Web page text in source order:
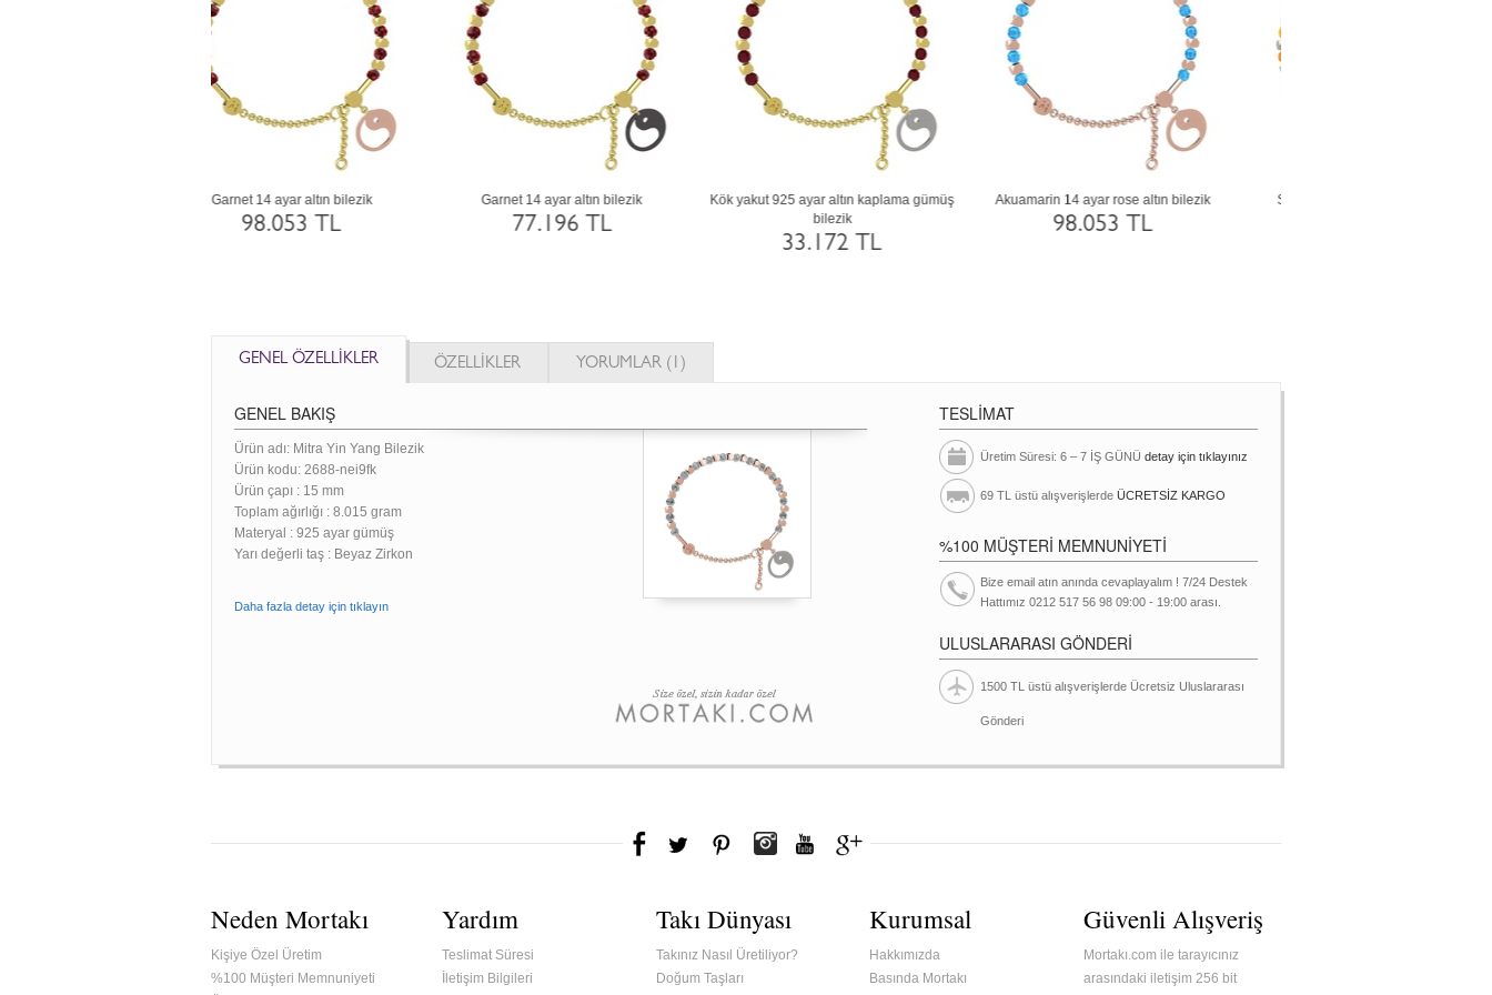
Akuamarin 14 ayar rose altın bilezik
98.053 TL
Sitrin 18 ayar beyaz altın bilezik
117.840 TL
Garnet 925 ayar siyah rodyum kaplama
gümüş bilezik
34.952 TL
Garnet 8 ayar beyaz altın bilezik
48.518 TL
GENEL ÖZELLİKLER ÖZELLİKLER YORUMLAR (1)
GENEL BAKIŞ
Ürün adı: Mitra Yin Yang Bilezik
Ürün kodu: 2688-nei9fk
Ürün çapı : 15 mm
Toplam ağırlığı : 8.015 gram
Materyal : 925 ayar gümüş
Yarı değerli taş : Beyaz Zirkon
Daha fazla detay için tıklayın
TESLİMAT
Üretim Süresi: 6 – 7 İŞ GÜNÜ detay için tıklayınız
69 TL üstü alışverişlerde ÜCRETSİZ KARGO
%100 MÜŞTERİ MEMNUNİYETİ
Bize email atın anında cevaplayalım ! 7/24 Destek
Hattımız 0212 517 56 98 09:00 - 19:00 arası.
ULUSLARARASI GÖNDERİ
1500 TL üstü alışverişlerde Ücretsiz Uluslararası
Gönderi
Neden Mortakı
Kişiye Özel Üretim
%100 Müşteri Memnuniyeti
Yardım
Teslimat Süresi
İletişim Bilgileri
Takı Dünyası
Takınız Nasıl Üretiliyor?
Doğum Taşları
Kurumsal
Hakkımızda
Basında Mortakı
Güvenli Alışveriş
Mortakı.com ile tarayıcınız
arasındaki iletişim 256 bit